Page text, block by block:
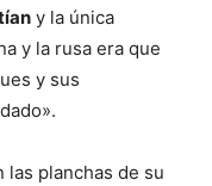
y la única
y la rusa era que
y sus
las planchas de su